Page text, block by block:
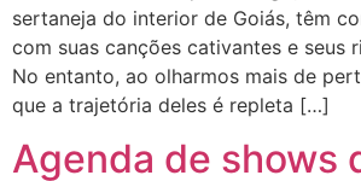
sertaneja do interior de Goiás, têm
com suas canções cativantes e seus
No entanto, ao olharmos mais de
que a trajetória deles é repleta […]
Agenda de shows